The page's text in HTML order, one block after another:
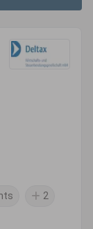
2